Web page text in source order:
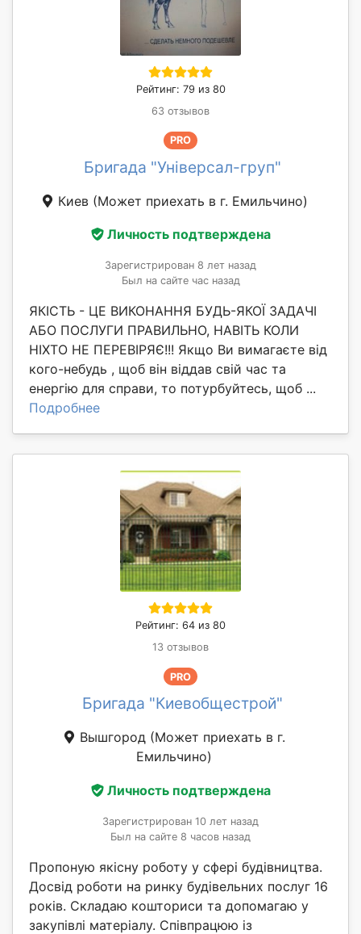
Рейтинг: 79 из 80
63 отзывов
PRO
Бригада "Універсал-груп"
Киев (Может приехать в г. Емильчино)
Личность подтверждена
Зарегистрирован 8 лет назад
Был на сайте час назад
ЯКІСТЬ - ЦЕ ВИКОНАННЯ БУДЬ-ЯКОЇ ЗАДАЧІ
АБО ПОСЛУГИ ПРАВИЛЬНО, НАВІТЬ КОЛИ
НІХТО НЕ ПЕРЕВІРЯЄ!!! Якщо Ви вимагаєте від
кого-небудь , щоб він віддав свій час та
енергію для справи, то потурбуйтесь, щоб ...
Подробнее
Рейтинг: 64 из 80
13 отзывов
PRO
Бригада "Киевобщестрой"
Вышгород (Может приехать в г.
Емильчино)
Личность подтверждена
Зарегистрирован 10 лет назад
Был на сайте 8 часов назад
Пропоную якісну роботу у сфері будівництва.
Досвід роботи на ринку будівельних послуг 16
років. Складаю кошториси та допомагаю у
закупівлі матеріалу. Співпрацюю із